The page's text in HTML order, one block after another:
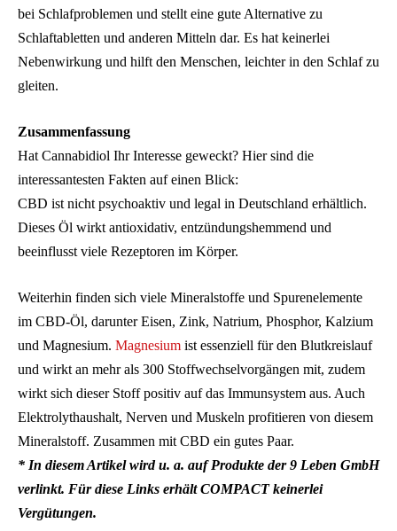
bei Schlafproblemen und stellt eine gute Alternative zu
Schlaftabletten und anderen Mitteln dar. Es hat keinerlei
Nebenwirkung und hilft den Menschen, leichter in den Schlaf zu
gleiten.
Zusammenfassung
Hat Cannabidiol Ihr Interesse geweckt? Hier sind die
interessantesten Fakten auf einen Blick:
CBD ist nicht psychoaktiv und legal in Deutschland erhältlich.
Dieses Öl wirkt antioxidativ, entzündungshemmend und
beeinflusst viele Rezeptoren im Körper.
Weiterhin finden sich viele Mineralstoffe und Spurenelemente
im CBD-Öl, darunter Eisen, Zink, Natrium, Phosphor, Kalzium
und Magnesium. Magnesium ist essenziell für den Blutkreislauf
und wirkt an mehr als 300 Stoffwechselvorgängen mit, zudem
wirkt sich dieser Stoff positiv auf das Immunsystem aus. Auch
Elektrolythaushalt, Nerven und Muskeln profitieren von diesem
Mineralstoff. Zusammen mit CBD ein gutes Paar.
* In diesem Artikel wird u. a. auf Produkte der 9 Leben GmbH
verlinkt. Für diese Links erhält COMPACT keinerlei
Vergütungen.